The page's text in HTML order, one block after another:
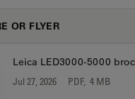
OR FLYER
Leica LED3000-5000
Jul 27, 2026 PDF, 4 MB